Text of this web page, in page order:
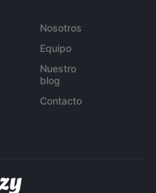
Nosotros
Equipo
Nuestro
blog
Contacto